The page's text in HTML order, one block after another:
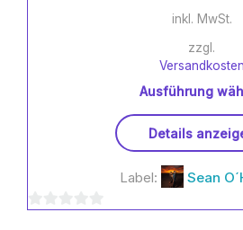
inkl. MwSt.
zzgl.
Versandkosten
Ausführung
Details
Label: Sean